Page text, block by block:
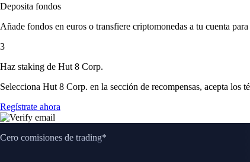
Deposita fondos
Añade fondos en euros o transfiere criptomonedas a tu cuenta para
3
Haz staking de Hut 8 Corp.
Selecciona Hut 8 Corp. en la sección de recompensas, acepta
Regístrate ahora
Cero comisiones de trading*